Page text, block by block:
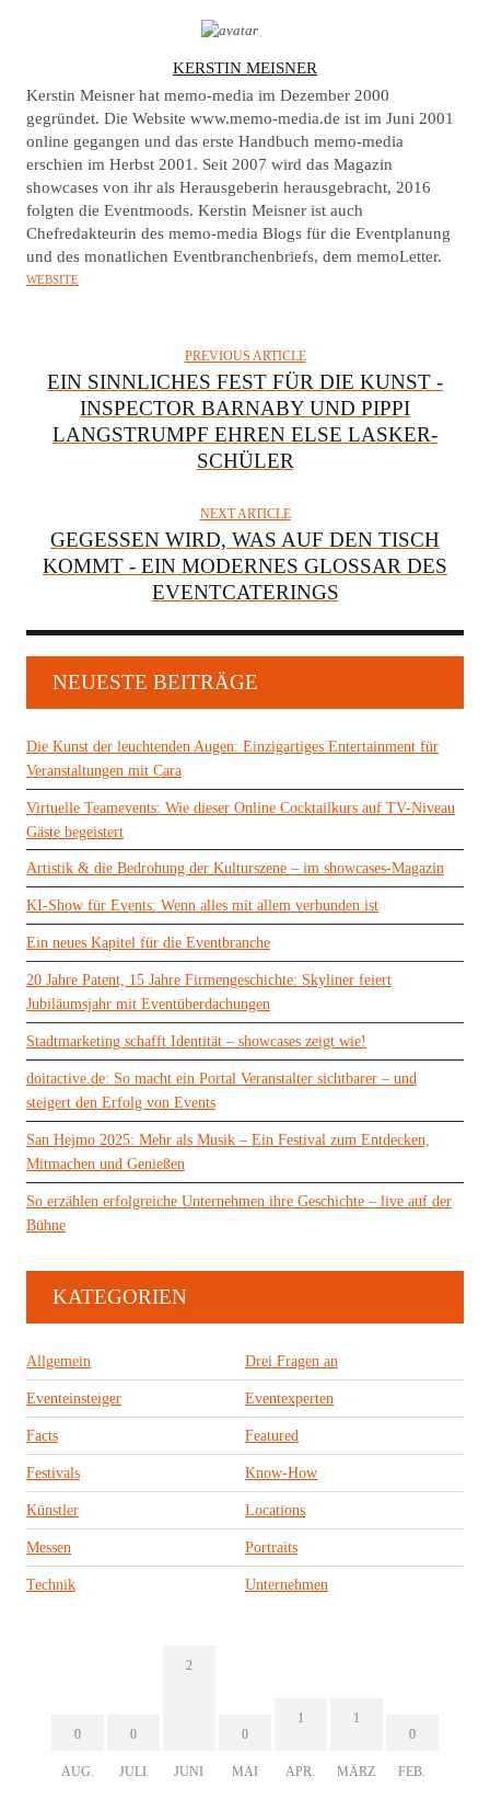
U
T
H
O
R
KERSTIN MEISNER
Kerstin Meisner hat memo-media im Dezember 2000
gegründet. Die Website www.memo-media.de ist im Juni 2001
online gegangen und das erste Handbuch memo-media
erschien im Herbst 2001. Seit 2007 wird das Magazin
showcases von ihr als Herausgeberin herausgebracht, 2016
folgten die Eventmoods. Kerstin Meisner ist auch
Chefredakteurin des memo-media Blogs für die Eventplanung
und des monatlichen Eventbranchenbriefs, dem memoLetter.
WEBSITE
PREVIOUS ARTICLE
EIN SINNLICHES FEST FÜR DIE KUNST -
INSPECTOR BARNABY UND PIPPI
LANGSTRUMPF EHREN ELSE LASKER-
SCHÜLER
NEXT ARTICLE
GEGESSEN WIRD, WAS AUF DEN TISCH
KOMMT - EIN MODERNES GLOSSAR DES
EVENTCATERINGS
NEUESTE BEITRÄGE
Die Kunst der leuchtenden Augen: Einzigartiges Entertainment für
Veranstaltungen mit Cara
Virtuelle Teamevents: Wie dieser Online Cocktailkurs auf TV-Niveau
Gäste begeistert
Artistik & die Bedrohung der Kulturszene – im showcases-Magazin
KI-Show für Events: Wenn alles mit allem verbunden ist
Ein neues Kapitel für die Eventbranche
20 Jahre Patent, 15 Jahre Firmengeschichte: Skyliner feiert
Jubiläumsjahr mit Eventüberdachungen
Stadtmarketing schafft Identität – showcases zeigt wie!
doitactive.de: So macht ein Portal Veranstalter sichtbarer – und
steigert den Erfolg von Events
San Hejmo 2025: Mehr als Musik – Ein Festival zum Entdecken,
Mitmachen und Genießen
So erzählen erfolgreiche Unternehmen ihre Geschichte – live auf der
Bühne
KATEGORIEN
Allgemein Drei Fragen an
Eventeinsteiger Eventexperten
Facts Featured
Festivals Know-How
Künstler Locations
Messen Portraits
Technik Unternehmen
0
AUG.
0
JULI
2
JUNI
0
MAI
1
APR.
1
MÄRZ
0
FEB.